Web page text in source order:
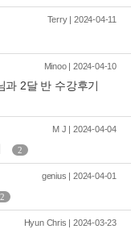
Terry | 2024-04-11
Minoo | 2024-04-10
과 2달 반 수강후기
M J | 2024-04-04
2
genius | 2024-04-01
2
Hyun Chris | 2024-03-23